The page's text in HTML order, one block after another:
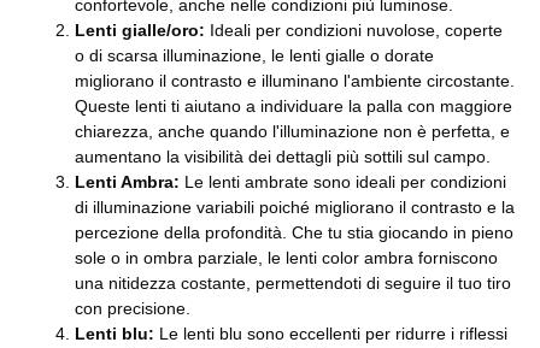
confortevole, anche nelle condizioni più luminose.
Lenti gialle/oro: Ideali per condizioni nuvolose, coperte
o di scarsa illuminazione, le lenti gialle o dorate
migliorano il contrasto e illuminano l'ambiente circostante.
Queste lenti ti aiutano a individuare la palla con maggiore
chiarezza, anche quando l'illuminazione non è perfetta, e
aumentano la visibilità dei dettagli più sottili sul campo.
Lenti Ambra: Le lenti ambrate sono ideali per condizioni
di illuminazione variabili poiché migliorano il contrasto e la
percezione della profondità. Che tu stia giocando in pieno
sole o in ombra parziale, le lenti color ambra forniscono
una nitidezza costante, permettendoti di seguire il tuo tiro
con precisione.
Lenti blu: Le lenti blu sono eccellenti per ridurre i riflessi